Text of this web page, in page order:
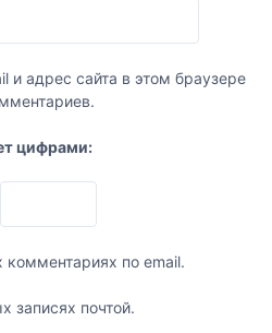
и адрес сайта в этом браузере
цифрами:
по email.
записях почтой.